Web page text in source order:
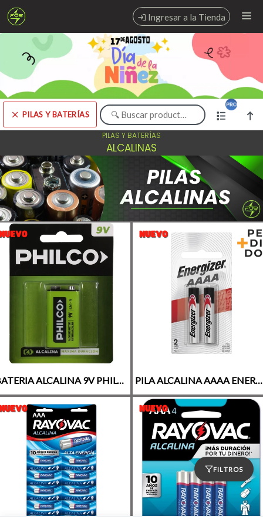
Comprá online productos de PILAS Y BATERÍAS en FOB MAYORISTA
Ingresar a la Tienda
PUNTOS DE VENTA
CÓMO COMPRAR
PILAS Y BATERÍAS
Comprá online productos de PILAS Y BATERÍAS en FOB MAYORISTA
FILTROS
PILAS Y BATERÍAS
ALCALINAS
BATERIA ALCALINA 9V PHILCO x1 PILA ALCALINA AAAA ENERGIZER BLISTER X2 (E96)